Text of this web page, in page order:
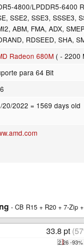
4800/LPDDR5-6400
SSE2, SSE3, SSSE3,
ABM, FMA, ADX,
RDSEED, SHA,
Radeon 680M ( - 2200
para 64 Bit
20/2022 = 1569 days old
- CB R15 + R20 + 7-Zip
33.8 pt
2.26 -93%